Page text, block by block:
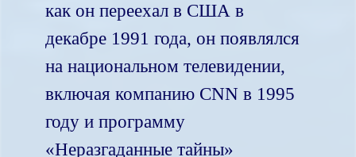
как он переехал в США в
декабре 1991 года, он появлялся
на национальном телевидении,
включая компанию CNN в 1995
году и программу
«Неразгаданные тайны»